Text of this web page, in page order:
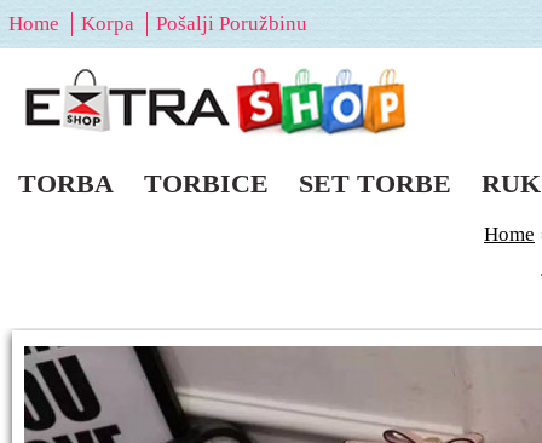
Home Korpa Pošalji Poružbinu
TORBA TORBICE SET TORBE
Home